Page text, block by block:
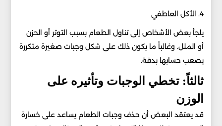
4. الأكل العاطفي
يلجأ بعض الأشخاص إلى تناول الطعام بسبب التوتر أو الحزن
أو الملل. وغالباً ما يكون ذلك على شكل وجبات صغيرة متكررة
يصعب حسابها بدقة.
ثالثاً: تخطي الوجبات وتأثيره على
الوزن
قد يعتقد البعض أن حذف وجبات الطعام يساعد على خسارة